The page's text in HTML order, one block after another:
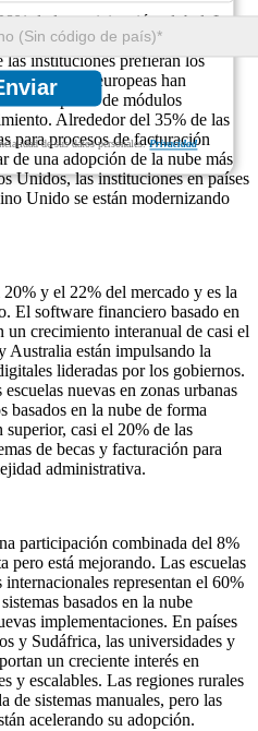
de sus datos personales.Privacidad
de la participación global. La
de los datos, lo que hace
las instituciones prefieran los
europeas han
de adopción de módulos
Alrededor del 35% de las
para procesos de facturación
una adopción de la nube más
Unidos, las instituciones en países
Unido se están modernizando
y el 22% del mercado y es la
El software financiero basado en
un crecimiento interanual de casi el
Australia están impulsando la
lideradas por los gobiernos.
nuevas en zonas urbanas
basados ​​en la nube de forma
casi el 20% de las
de becas y facturación para
administrativa.
participación combinada del 8%
pero está mejorando. Las escuelas
representan el 60%
basados ​​en la nube
implementaciones. En países
y Sudáfrica, las universidades y
un creciente interés en
y escalables. Las regiones rurales
de sistemas manuales, pero las
acelerando su adopción.